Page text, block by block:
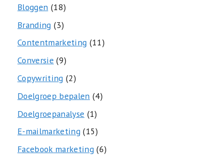
Bloggen (18)
Branding (3)
Contentmarketing (11)
Conversie (9)
Copywriting (2)
Doelgroep bepalen (4)
Doelgroepanalyse (1)
E-mailmarketing(15)
Facebook marketing(6)